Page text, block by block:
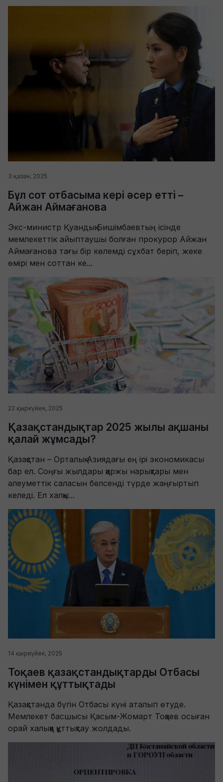
3 қазан, 2025
Бұл сот отбасыма кері әсер етті –
Айжан Аймағанова
Экс-министр Қуандық Бишімбаевтың ісінде
мемлекеттік айыптаушы болған прокурор Айжан
Аймағанова тағы бір көлемді сұхбат беріп, жеке
өмірі мен соттан ке...
22 қыркүйек, 2025
Қазақстандықтар 2025 жылы ақшаны
қалай жұмсады?
Қазақстан – Орталық Азиядағы ең ірі экономикасы
бар ел. Соңғы жылдары қаржы нарықтары мен
әлеуметтік саласын белсенді түрде жаңғыртып
келеді. Ел халқы...
14 қыркүйек, 2025
Тоқаев қазақстандықтарды Отбасы
күнімен құттықтады
Қазақстанда бүгін Отбасы күні аталып өтуде.
Мемлекет басшысы Қасым-Жомарт Тоқаев осыған
орай халыққа құттықтау жолдады.